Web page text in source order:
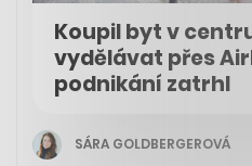
Koupil byt v
vydělávat přes
podnikání zatrhl
SÁRA GOLDBERGEROVÁ